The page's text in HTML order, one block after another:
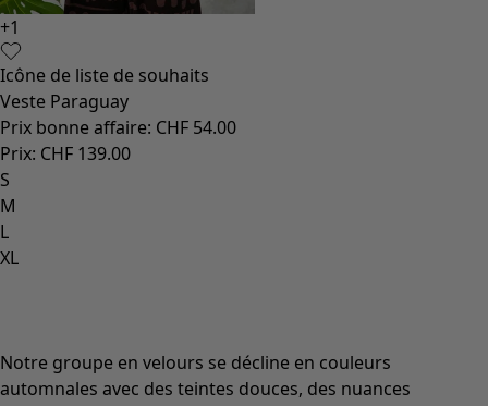
+1
Icône de liste de souhaits
Veste Paraguay
Prix bonne affaire: CHF 54.00
Prix: CHF 139.00
S
M
L
XL
Notre groupe en velours se décline en couleurs
automnales avec des teintes douces, des nuances